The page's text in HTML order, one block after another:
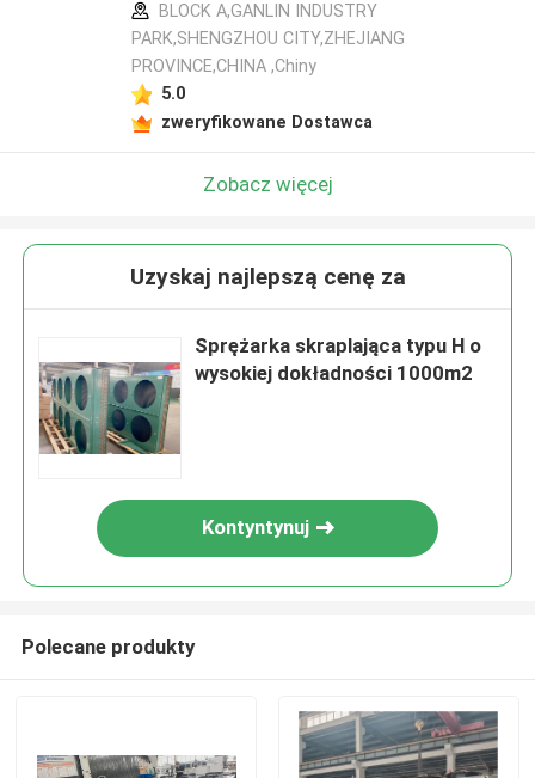
BLOCK A,GANLIN INDUSTRY
PARK,SHENGZHOU CITY,ZHEJIANG
PROVINCE,CHINA ,Chiny
5.0
zweryfikowane Dostawca
Zobacz więcej
Uzyskaj najlepszą cenę za
Sprężarka skraplająca typu H o
wysokiej dokładności 1000m2
Kontyntynuj
Polecane produkty